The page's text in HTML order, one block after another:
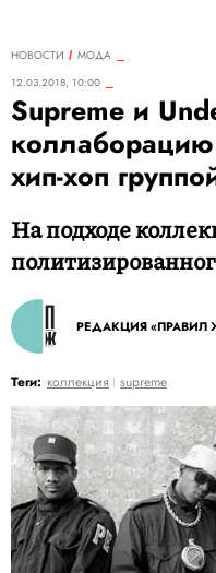
НОВОСТИ
МОДА
12.03.2018, 10:00
Supreme и
хип-хоп
На подходе
РЕДАКЦИЯ «ПРАВИЛ
Теги: коллекция supreme